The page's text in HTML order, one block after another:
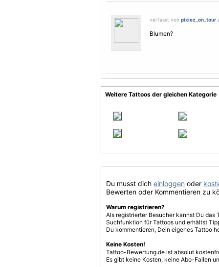
verfasst von pixiez_on_tour
Blumen?
Weitere Tattoos der gleichen Kategorie
Du musst dich einloggen oder
Bewerten oder Kommentieren zu
Warum registrieren?
Als registrierter Besucher kannst Du
Suchfunktion für Tattoos und erhältst
Du kommentieren, Dein eigenes Tattoo
Keine Kosten!
Tattoo-Bewertung.de ist absolut
Es gibt keine Kosten, keine Abo-Fallen